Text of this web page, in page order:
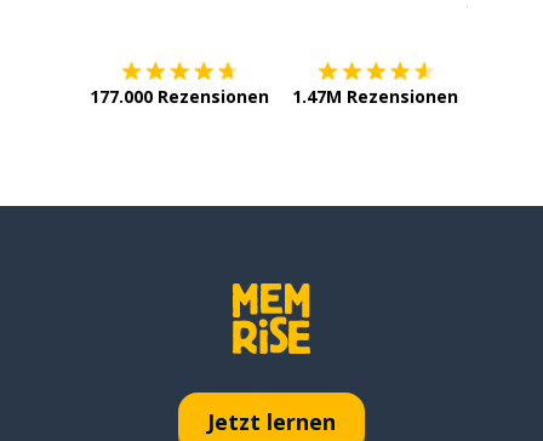
177.000 Rezensionen 1.47M Rezensionen
Jetzt lernen